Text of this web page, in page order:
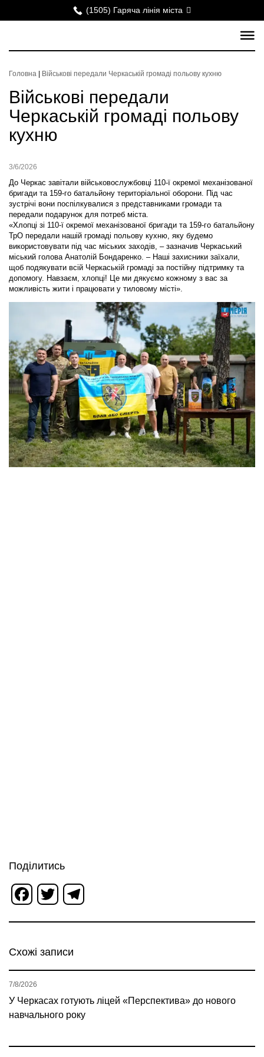
(1505) Гаряча лінія міста
Головна Військові передали Черкаській громаді польову кухню
Військові передали
Черкаській громаді польову
кухню
3/6/2026
До Черкас завітали військовослужбовці 110-ї окремої механізованої
бригади та 159-го батальйону територіальної оборони. Під час
зустрічі вони поспілкувалися з представниками громади та
передали подарунок для потреб міста.
«Хлопці зі 110-ї окремої механізованої бригади та 159-го батальйону
ТрО передали нашій громаді польову кухню, яку будемо
використовувати під час міських заходів, – зазначив Черкаський
міський голова Анатолій Бондаренко. – Наші захисники заїхали,
щоб подякувати всій Черкаській громаді за постійну підтримку та
допомогу. Навзаєм, хлопці! Це ми дякуємо кожному з вас за
можливість жити і працювати у тиловому місті».
Поділитись
Facebook
Twitter
Схожі записи
У Черкасах готують ліцей «Перспектива» до нового
навчального року
7/8/2026